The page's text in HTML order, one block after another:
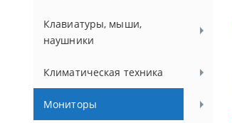
Клавиатуры, мыши,
наушники
Климатическая техника
Мониторы